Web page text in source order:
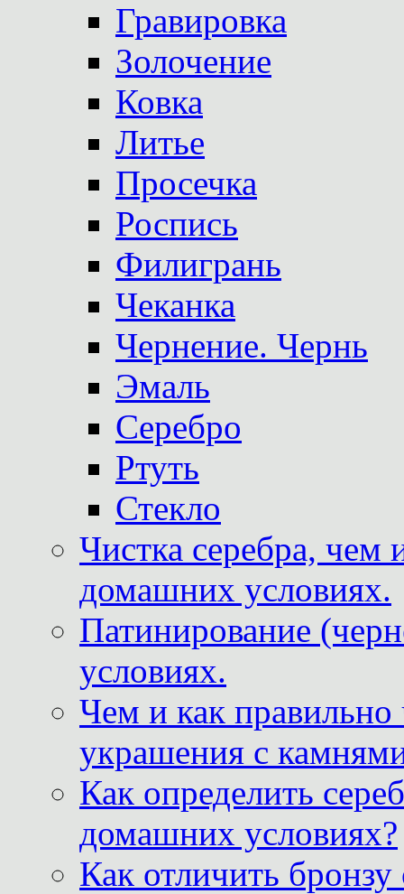
Гравировка
Золочение
Ковка
Литье
Просечка
Роспись
Филигрань
Чеканка
Чернение. Чернь
Эмаль
Серебро
Ртуть
Стекло
Чистка серебра, чем
домашних условиях.
Патинирование
условиях.
Чем и как
украшения с
Как определить
домашних условиях?
Как отличить